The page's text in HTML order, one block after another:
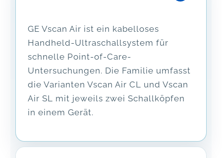
GE Vscan Air ist ein kabelloses
Handheld-Ultraschallsystem für
schnelle Point-of-Care-
Untersuchungen. Die Familie umfasst
die Varianten Vscan Air CL und Vscan
Air SL mit jeweils zwei Schallköpfen
in einem Gerät.